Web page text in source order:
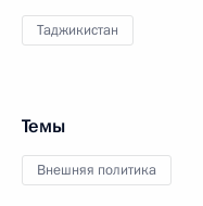
Таджикистан
Темы
Внешняя политика